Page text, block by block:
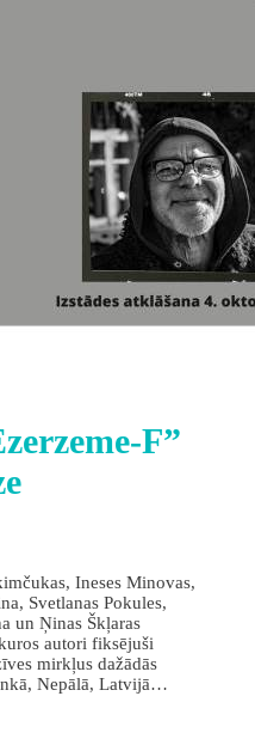
F”
Ineses Minovas,
Svetlanas Pokules,
un Ņinas Škļaras
autori fiksējuši
mirkļus dažādās
Nepālā, Latvijā…